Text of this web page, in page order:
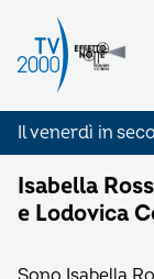
Il venerdì in
Isabella
e Lodovica